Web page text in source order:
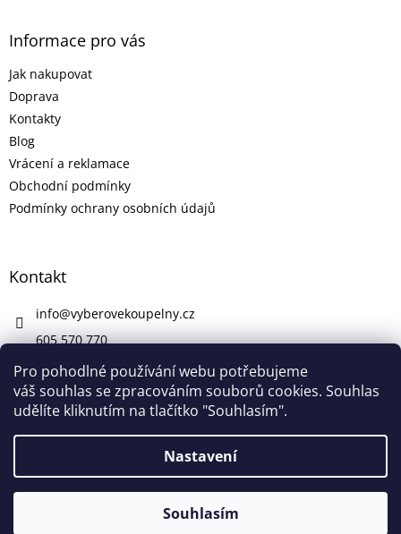
Pro pohodlné používání webu potřebujeme
váš souhlas se zpracováním souborů cookies. Souhlas
udělíte kliknutím na tlačítko "Souhlasím".
Nastavení
Souhlasím
V pátek 7. 8. máme firemní dovolenou. V případě potřeby nám
napište na info@vyberovekoupelny.cz. Všechny požadavky
Informace pro vás
Jak nakupovat
Doprava
Kontakty
Blog
Vrácení a reklamace
Obchodní podmínky
Podmínky ochrany osobních údajů
Kontakt
info@vyberovekoupelny.cz
605 570 770
https://www.facebook.com/vyberovekoupelny/
Copyright 2026Výběrové Koupelny. Všechna práva
vyhrazena.